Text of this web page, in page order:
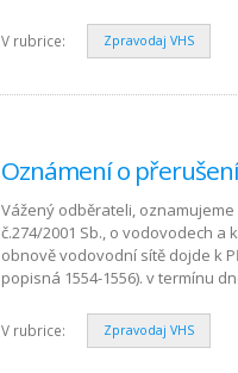
V rubrice: Zpravodaj VHS
Oznámení o
Vážený odběrateli,
č.274/2001 Sb., o vodovodech
obnově vodovodní sítě dojde k
popisná 1554-1556). v termínu
V rubrice: Zpravodaj VHS